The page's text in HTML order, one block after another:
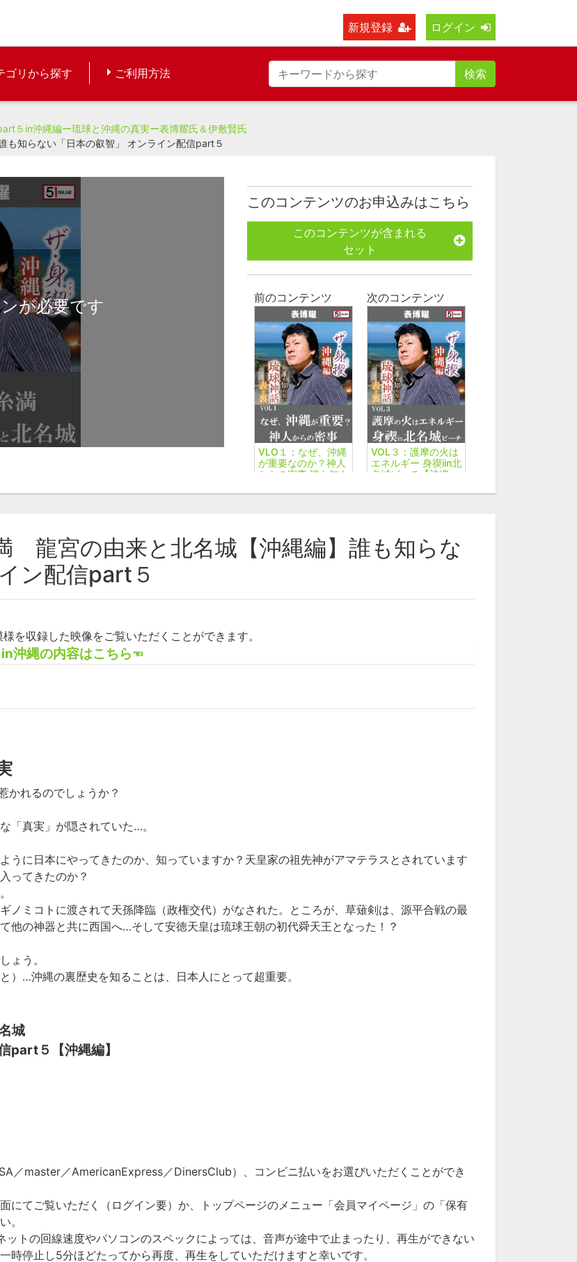
新規登録 ログイン
ゴリから探す ご利用方法 検索
５in沖縄編ー琉球と沖縄の真実ー表博耀氏＆伊敷賢氏
知らない「日本の叡智」 オンライン配信part５
が必要です
このコンテンツのお申込みはこちら
このコンテンツが含まれる
セット
前のコンテンツ
VLO１：なぜ、沖縄
が重要なのか？神人
からの密事 誰も知ら
オンライン配信part
次のコンテンツ
VOL３：護摩の火は
エネルギー 身禊iin北
名城ビーチ【沖縄
「日本の叡智」 オン
講師名から探す
龍宮の由来と北名城【沖縄編】誰も知らな
ン配信part５
を収録した映像をご覧いただくことができます。
沖縄の内容はこちら☜
かれるのでしょうか？
「真実」が隠されていた…。
うに日本にやってきたのか、知っていますか？天皇家の祖先神がアマテラスとされています
ってきたのか？
ノミコトに渡されて天孫降臨（政権交代）がなされた。ところが、草薙剣は、源平合戦の最
他の神器と共に西国へ…そして安徳天皇は琉球王朝の初代舜天王となった！？
ょう。
）…沖縄の裏歴史を知ることは、日本人にとって超重要。
城
part５【沖縄編】
／master／AmericanExpress／DinersClub）、コンビニ払いをお選びいただくことができ
てご覧いただく（ログイン要）か、トップページのメニュー「会員マイページ」の「保有
。
トの回線速度やパソコンのスペックによっては、音声が途中で止まったり、再生ができない
停止し5分ほどたってから再度、再生をしていただけますと幸いです。